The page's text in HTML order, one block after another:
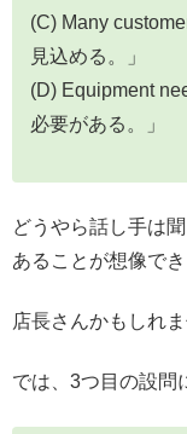
(C) Many
見込める。」
(D) Equipment
必要がある。」
どうやら話し手は
あることが想像で
店長さんかもしれま
では、3つ目の設問